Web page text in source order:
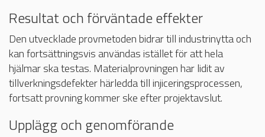
Resultat och förväntade effekter
Den utvecklade provmetoden bidrar till industrinytta och
kan fortsättningsvis användas istället för att hela
hjälmar ska testas. Materialprovningen har lidit av
tillverkningsdefekter härledda till injiceringsprocessen,
fortsatt provning kommer ske efter projektavslut.
Upplägg och genomförande